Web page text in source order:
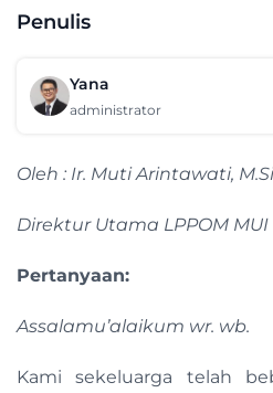
Penulis
Yana
administrator
Oleh : Ir. Muti Arintawati, M.Si
Direktur Utama LPPOM MUI
Pertanyaan:
Assalamu’alaikum wr. wb.
Kami sekeluarga telah